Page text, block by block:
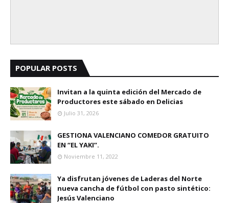
POPULAR POSTS
Invitan a la quinta edición del Mercado de
Productores este sábado en Delicias
Julio 31, 2026
GESTIONA VALENCIANO COMEDOR GRATUITO
EN “EL YAKI”.
Noviembre 11, 2022
Ya disfrutan jóvenes de Laderas del Norte
nueva cancha de fútbol con pasto sintético:
Jesús Valenciano